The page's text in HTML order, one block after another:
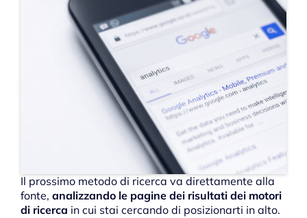
Il prossimo metodo di ricerca va direttamente alla
fonte, analizzando le pagine dei risultati dei motori
di ricerca in cui stai cercando di posizionarti in alto.